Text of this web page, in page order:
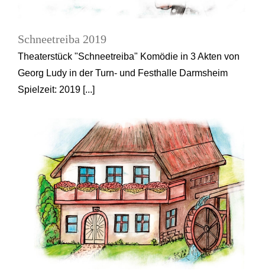
Schneetreiba 2019
Theaterstück "Schneetreiba" Komödie in 3 Akten von
Georg Ludy in der Turn- und Festhalle Darmsheim
Spielzeit: 2019 [...]